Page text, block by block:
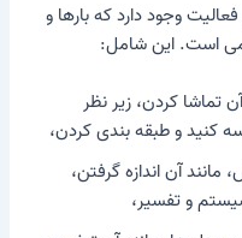
وجود دارد که بارها و
است. این شامل:
تماشا کردن، زیر نظر
کنیدوطبقه بندی کردن،
مانند آناندازه گرفتن،
وتفسیر،